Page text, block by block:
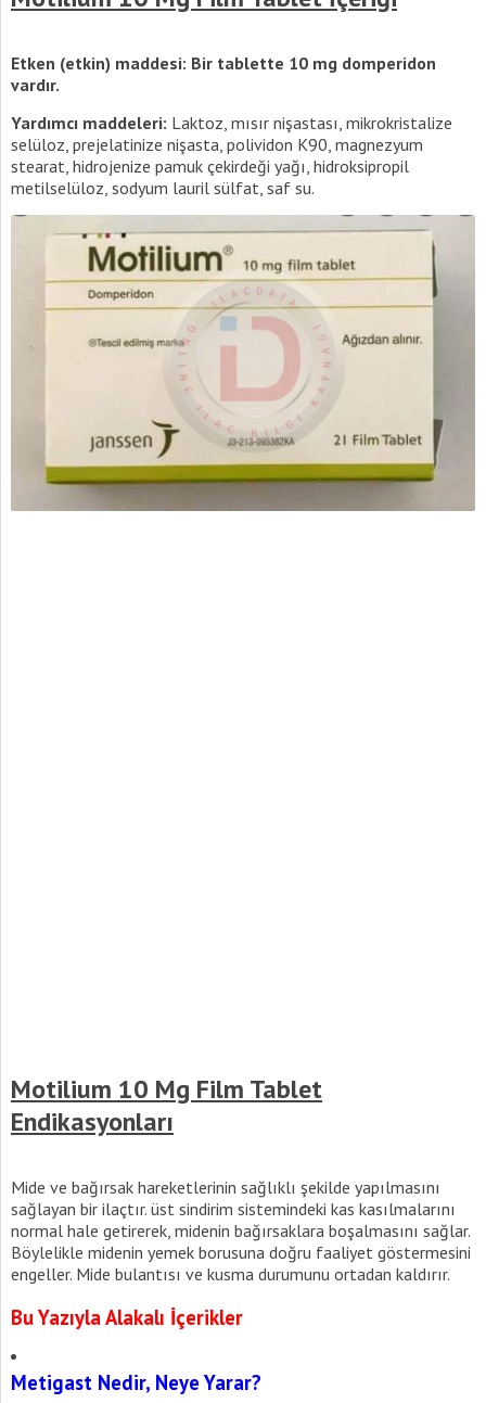
Etken (etkin) maddesi: Bir tablette 10 mg domperidon
vardır.
Yardımcı maddeleri: Laktoz, mısır nişastası, mikrokristalize
selüloz, prejelatinize nişasta, polividon K90, magnezyum
stearat, hidrojenize pamuk çekirdeği yağı, hidroksipropil
metilselüloz, sodyum lauril sülfat, saf su.
Motilium 10 Mg Film Tablet
Endikasyonları
Mide ve bağırsak hareketlerinin sağlıklı şekilde yapılmasını
sağlayan bir ilaçtır. üst sindirim sistemindeki kas kasılmalarını
normal hale getirerek, midenin bağırsaklara boşalmasını sağlar.
Böylelikle midenin yemek borusuna doğru faaliyet göstermesini
engeller. Mide bulantısı ve kusma durumunu ortadan kaldırır.
Bu Yazıyla Alakalı İçerikler
Metigast Nedir, Neye Yarar?